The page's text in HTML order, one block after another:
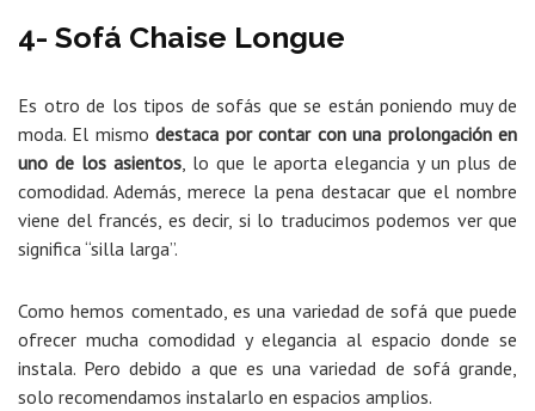
4- Sofá Chaise Longue
Es otro de los tipos de sofás que se están poniendo muy de
moda. El mismodestaca por contar con una prolongación en
uno de los asientos, lo que le aporta elegancia y un plus de
comodidad. Además, merece la pena destacar que el nombre
viene del francés, es decir, si lo traducimos podemos ver que
significa “silla larga”.
Como hemos comentado, es una variedad de sofá que puede
ofrecer mucha comodidad y elegancia al espacio donde se
instala. Pero debido a que es una variedad de sofá grande,
solo recomendamos instalarlo en espacios amplios.